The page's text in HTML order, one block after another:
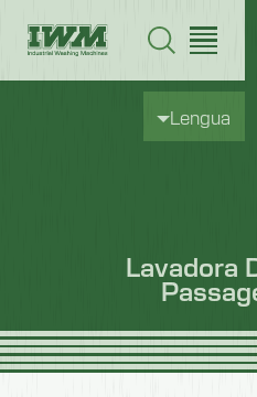
Lengua
Lavadora